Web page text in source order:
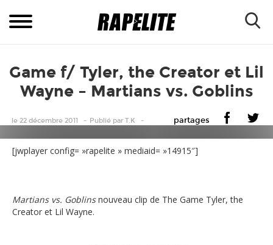
Game f/ Tyler, the Creator et Lil
Wayne – Martians vs. Goblins
le 22 décembre 2011 Publiépar T.K partages
[jwplayer config= »rapelite » mediaid= »14915″]
Martians vs. Goblinsnouveau clip de The Game Tyler, the
Creator et Lil Wayne.